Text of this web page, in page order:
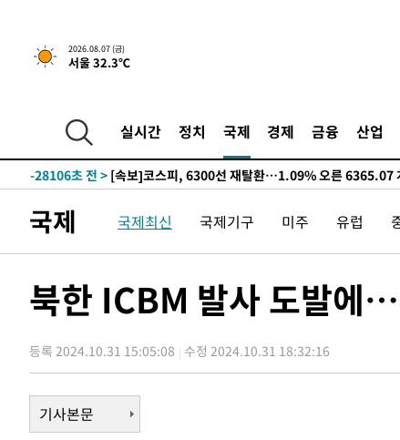
2026.08.07 (금)
서울 32.3℃
실시간 정치 국제 경제 금융 산업
-28720초 전 >[속보]경찰·노동부, HL만도 평택사업장 끼임 사망 관련
-28601초 전 >[속보]합수본, '투표율 허위 입력' 중앙·서울·경기도 선
-28152초 전 >
[속보]삼성전자·SK하이닉스 동반 강보합…1%대 상승
-28138초 전 >
-28106초 전 > [속보]코스피, 6300선 재탈환…1.09% 오른 6365.07
태
-24569초 전 >
입추에도 극한더위…서울 낮 39도 '폭염중대경보'
-19533초 전 >이란, 호르무즈서 "적국 목표물들"과 대치로 남부 케슘
발효
-16399초 전 >
[속보]트럼프, 美 원정출산 금지 행정명령 서명
-31783초 전 >민주 콩고 에볼라환자 4천명 돌파, 4053명 발생 1850명
-31033초 전 >[속보]'300억원대 사기 혐의' 차가원 대표 구속 송치
-30227초 전 >
-28740초 전 >[속보]경찰·노동부, HL만도 평택사업장 끼임 사망 관련
국제 국제최신 국제기구 미주 유럽
북한 ICBM 발사 도발에
등록 2024.10.31 15:05:08 수정 2024.10.31 18:32:16
기사본문